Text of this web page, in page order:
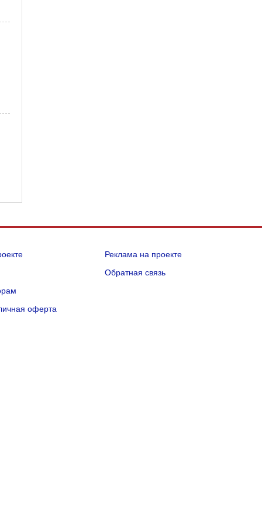
оферта
Реклама на проекте
Обратная связь